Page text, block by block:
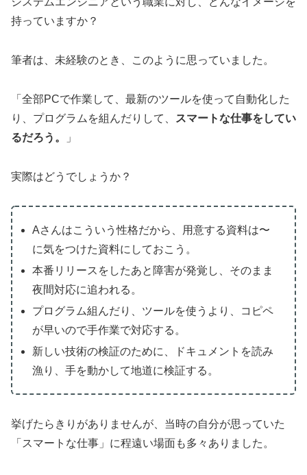
持っていますか？
筆者は、未経験のとき、このように思っていました。
「全部PCで作業して、最新のツールを使って自動化した
り、プログラムを組んだりして、
スマートな仕事をしてい
るだろう。
」
実際はどうでしょうか？
Aさんはこういう性格だから、用意する資料は〜
に気をつけた資料にしておこう。
本番リリースをしたあと障害が発覚し、そのまま
夜間対応に追われる。
プログラム組んだり、ツールを使うより、コピペ
が早いので手作業で対応する。
新しい技術の検証のために、ドキュメントを読み
漁り、手を動かして地道に検証する。
挙げたらきりがありませんが、当時の自分が思っていた
「スマートな仕事」に程遠い場面も多々ありました。